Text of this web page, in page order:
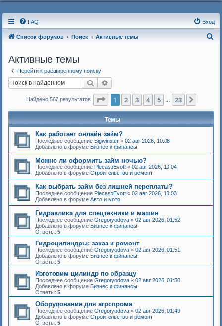
FAQ Вход
Список форумов Поиск Активные темы
Активные темы
Перейти к расширенному поиску
Поиск
Найдено 567 результатов Страница из 23
1 2 3 4 5 23
Темы
Как работает онлайн займ?
Последнее сообщение Bigwinster « 02 авг 2026, 10:08
Добавлено в форуме Бизнес и финансы
Можно ли оформить займ ночью?
Последнее сообщение PlecasoEvott « 02 авг 2026, 10:04
Добавлено в форуме Строительство и ремонт
Как выбрать займ без лишней переплаты?
Последнее сообщение PlecasoEvott « 02 авг 2026, 10:03
Добавлено в форуме Авто и мото
Гидравлика для спецтехники и машин
Последнее сообщение Gregoryodova « 02 авг 2026, 01:52
Добавлено в форуме Бизнес и финансы
Ответы: 5
Гидроцилиндры: заказ и ремонт
Последнее сообщение Gregoryodova « 02 авг 2026, 01:51
Добавлено в форуме Бизнес и финансы
Ответы: 5
Изготовим цилиндр по образцу
Последнее сообщение Gregoryodova « 02 авг 2026, 01:50
Добавлено в форуме Бизнес и финансы
Ответы: 5
Оборудование для агропрома
Последнее сообщение Gregoryodova « 02 авг 2026, 01:49
Добавлено в форуме Строительство и ремонт
Ответы: 5